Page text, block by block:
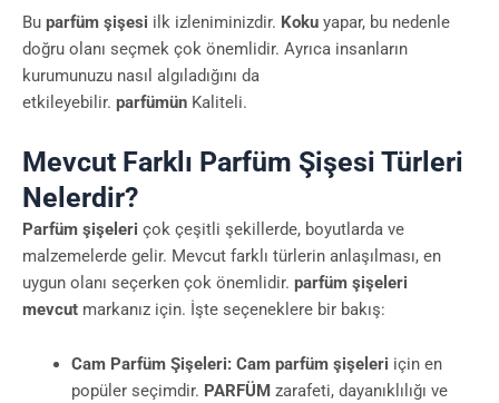
Bu parfüm şişesi ilk izleniminizdir. Koku yapar, bu nedenle
doğru olanı seçmek çok önemlidir. Ayrıca insanların
kurumunuzu nasıl algıladığını da
etkileyebilir. parfümün Kaliteli.
Mevcut Farklı Parfüm Şişesi Türleri
Nelerdir?
Parfüm şişeleri çok çeşitli şekillerde, boyutlarda ve
malzemelerde gelir. Mevcut farklı türlerin anlaşılması, en
uygun olanı seçerken çok önemlidir. parfüm şişeleri
mevcut markanız için. İşte seçeneklere bir bakış:
Cam Parfüm Şişeleri: Cam parfüm şişeleri için en
popüler seçimdir. PARFÜMzarafeti, dayanıklılığı ve